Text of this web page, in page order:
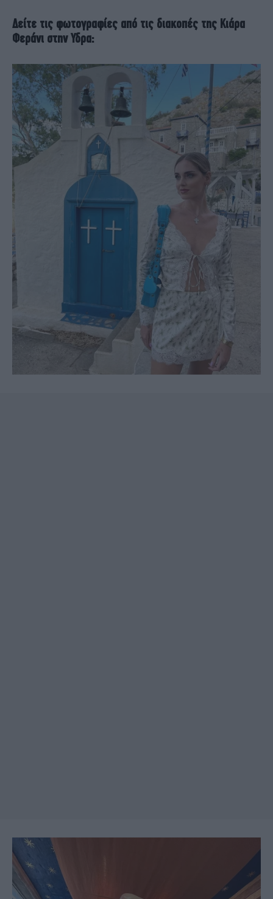
Δείτε τις φωτογραφίες από τις διακοπές της Κιάρα
Φεράνι στην Υδρα: